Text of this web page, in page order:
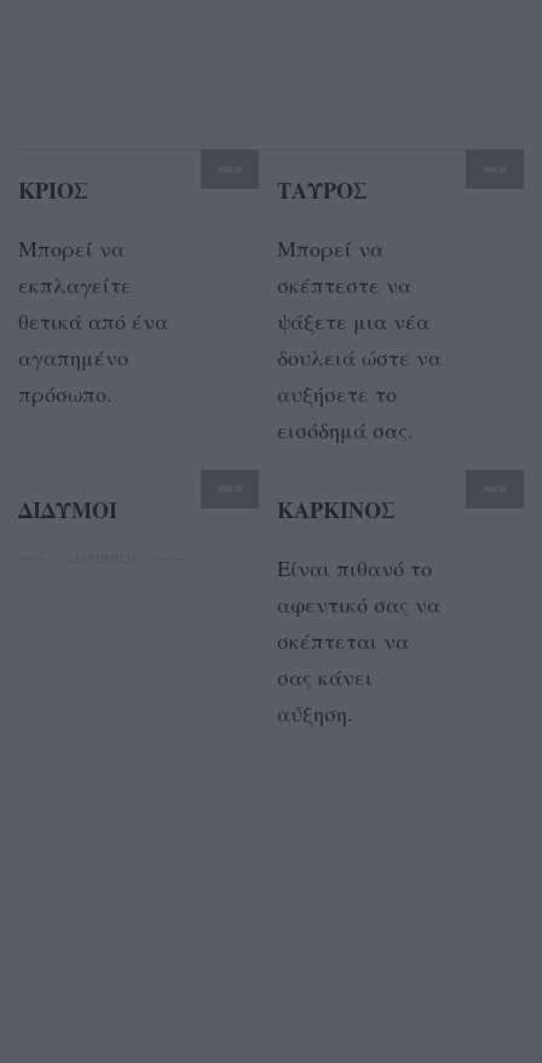
ΚΡΙΟΣ
Μπορεί να
εκπλαγείτε
θετικά από ένα
αγαπημένο
πρόσωπο.
ΤΑΥΡΟΣ
Μπορεί να
σκέπτεστε να
ψάξετε μια νέα
δουλειά ώστε να
αυξήσετε το
εισόδημά σας.
ΔΙΔΥΜΟΙ ΚΑΡΚΙΝΟΣ
Είναι πιθανό το
αφεντικό σας να
σκέπτεται να
σας κάνει
αύξηση.